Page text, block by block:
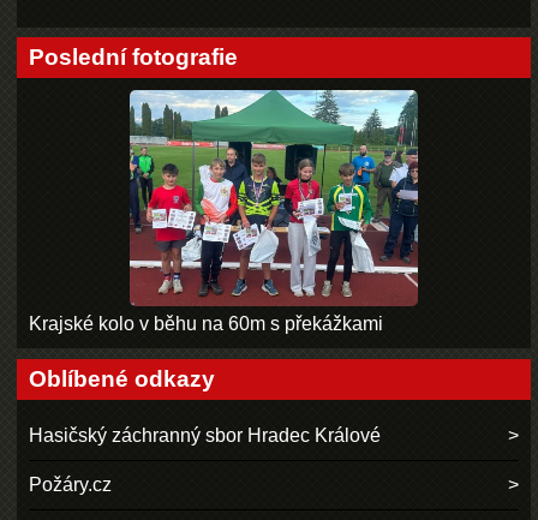
Poslední fotografie
Krajské kolo v běhu na 60m s překážkami
Oblíbené odkazy
Hasičský záchranný sbor Hradec Králové
Požáry.cz